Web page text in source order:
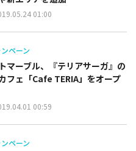
01:00
ペーン
マーブル、『テリアサーガ』の
フェ「Cafe TERIA」をオープ
00:59
ペーン